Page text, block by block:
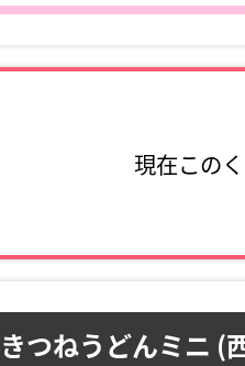
現在この
つねうどんミニ